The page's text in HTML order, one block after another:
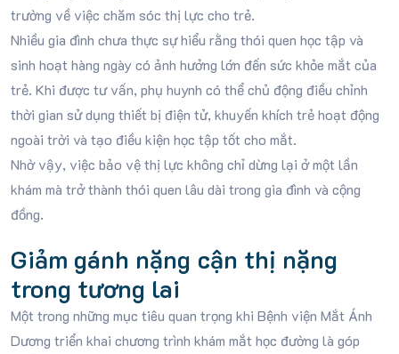
trường về việc chăm sóc thị lực cho trẻ.
Nhiều gia đình chưa thực sự hiểu rằng thói quen học tập và
sinh hoạt hàng ngày có ảnh hưởng lớn đến sức khỏe mắt của
trẻ. Khi được tư vấn, phụ huynh có thể chủ động điều chỉnh
thời gian sử dụng thiết bị điện tử, khuyến khích trẻ hoạt động
ngoài trời và tạo điều kiện học tập tốt cho mắt.
Nhờ vậy, việc bảo vệ thị lực không chỉ dừng lại ở một lần
khám mà trở thành thói quen lâu dài trong gia đình và cộng
đồng.
Giảm gánh nặng cận thị nặng
trong tương lai
Một trong những mục tiêu quan trọng khi Bệnh viện Mắt Ánh
Dương triển khai chương trình khám mắt học đường là góp